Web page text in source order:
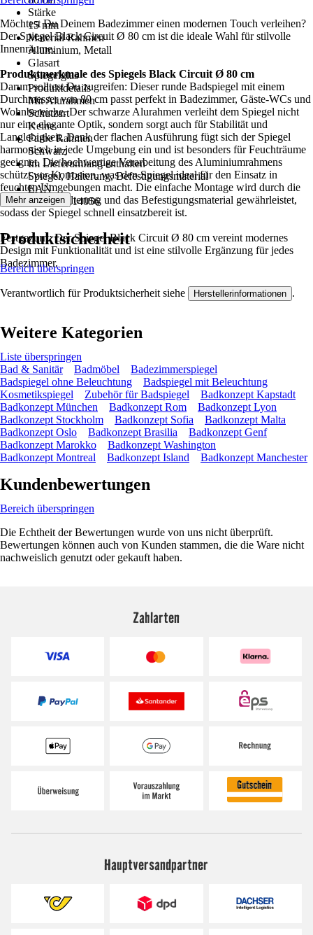
Stärke
15 mm
Material Rahmen
Aluminium, Metall
Glasart
Spiegelglas
Produktdetails
Mit Alurahmen
Schutzart
Keine
Farbe Rahmen
Schwarz
Im Lieferumfang enthalten
Spiegel, Halterung, Befestigungsmaterial
EAN
4250312114056
Möchtest Du Deinem Badezimmer einen modernen Touch verleihen?
Der Spiegel Black Circuit Ø 80 cm ist die ideale Wahl für stilvolle
Innenräume.
Produktmerkmale des Spiegels Black Circuit Ø 80 cm
Darum solltest Du zugreifen: Dieser runde Badspiegel mit einem
Durchmesser von 80 cm passt perfekt in Badezimmer, Gäste-WCs und
Wohnbereiche. Der schwarze Alurahmen verleiht dem Spiegel nicht
nur eine elegante Optik, sondern sorgt auch für Stabilität und
Langlebigkeit. Dank der flachen Ausführung fügt sich der Spiegel
harmonisch in jede Umgebung ein und ist besonders für Feuchträume
geeignet. Die hochwertige Verarbeitung des Aluminiumrahmens
schützt vor Korrosion, was den Spiegel ideal für den Einsatz in
feuchten Umgebungen macht. Die einfache Montage wird durch die
mitgelieferte Halterung und das Befestigungsmaterial gewährleistet,
sodass der Spiegel schnell einsatzbereit ist.
Festgezurrt: Der Spiegel Black Circuit Ø 80 cm vereint modernes
Design mit Funktionalität und ist eine stilvolle Ergänzung für jedes
Badezimmer.
Mehr anzeigen
Produktsicherheit
Bereich überspringen
Verantwortlich für Produktsicherheit siehe Herstellerinformationen .
Weitere Kategorien
Liste überspringen
Bad & Sanitär
Badmöbel
Badezimmerspiegel
Badspiegel ohne Beleuchtung
Badspiegel mit Beleuchtung
Kosmetikspiegel
Zubehör für Badspiegel
Badkonzept Kapstadt
Badkonzept München
Badkonzept Rom
Badkonzept Lyon
Badkonzept Stockholm
Badkonzept Sofia
Badkonzept Malta
Badkonzept Oslo
Badkonzept Brasilia
Badkonzept Genf
Badkonzept Marokko
Badkonzept Washington
Badkonzept Montreal
Badkonzept Island Badkonzept Manchester
Kundenbewertungen
Bereich überspringen
Die Echtheit der Bewertungen wurde von uns nicht überprüft.
Bewertungen können auch von Kunden stammen, die die Ware nicht
nachweislich genutzt oder gekauft haben.
Zahlarten
Hauptversandpartner